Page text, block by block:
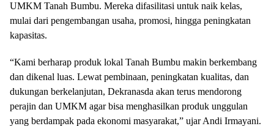
UMKM Tanah Bumbu. Mereka difasilitasi untuk naik kelas,
mulai dari pengembangan usaha, promosi, hingga peningkatan
kapasitas.
“Kami berharap produk lokal Tanah Bumbu makin berkembang
dan dikenal luas. Lewat pembinaan, peningkatan kualitas, dan
dukungan berkelanjutan, Dekranasda akan terus mendorong
perajin dan UMKM agar bisa menghasilkan produk unggulan
yang berdampak pada ekonomi masyarakat,” ujar Andi Irmayani.